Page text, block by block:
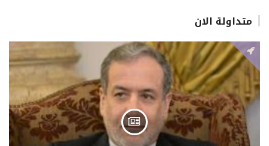
متداولة الان